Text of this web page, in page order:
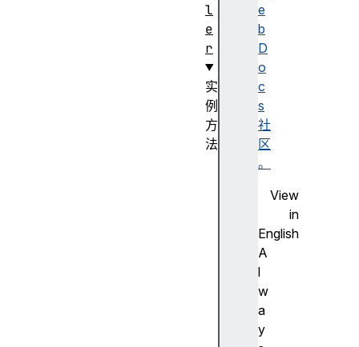
e
b
D
o
c
s
社
区
。
View
in
English
A
l
w
a
y
l
e
r
实
例
方
法